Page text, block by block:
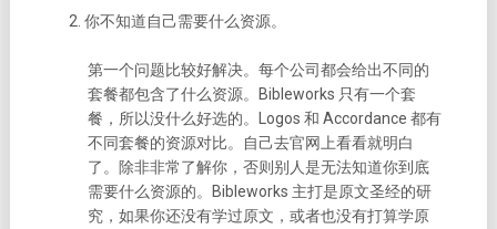
你不知道自己需要什么资源。
第一个问题比较好解决。每个公司都会给出不同的
套餐都包含了什么资源。Bibleworks 只有一个套
餐，所以没什么好选的。Logos 和 Accordance 都有
不同套餐的资源对比。自己去官网上看看就明白
了。除非非常了解你，否则别人是无法知道你到底
需要什么资源的。Bibleworks 主打是原文圣经的研
究，如果你还没有学过原文，或者也没有打算学原